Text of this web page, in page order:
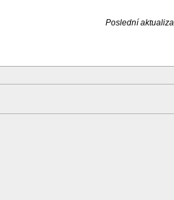
Poslední